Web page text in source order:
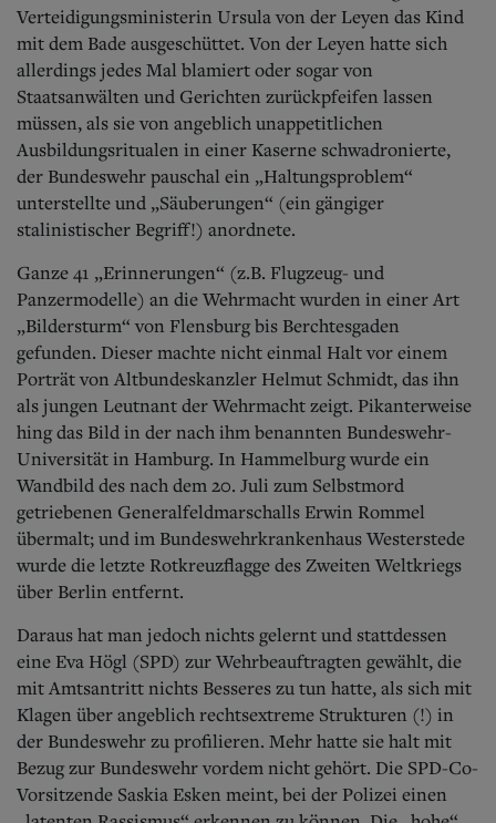
Verteidigungsministerin Ursula von der Leyen das Kind
mit dem Bade ausgeschüttet. Von der Leyen hatte sich
allerdings jedes Mal blamiert oder sogar von
Staatsanwälten und Gerichten zurückpfeifen lassen
müssen, als sie von angeblich unappetitlichen
Ausbildungsritualen in einer Kaserne schwadronierte,
der Bundeswehr pauschal ein „Haltungsproblem“
unterstellte und „Säuberungen“ (ein gängiger
stalinistischer Begriff!) anordnete.
Ganze 41 „Erinnerungen“ (z.B. Flugzeug- und
Panzermodelle) an die Wehrmacht wurden in einer Art
„Bildersturm“ von Flensburg bis Berchtesgaden
gefunden. Dieser machte nicht einmal Halt vor einem
Porträt von Altbundeskanzler Helmut Schmidt, das ihn
als jungen Leutnant der Wehrmacht zeigt. Pikanterweise
hing das Bild in der nach ihm benannten Bundeswehr-
Universität in Hamburg. In Hammelburg wurde ein
Wandbild des nach dem 20. Juli zum Selbstmord
getriebenen Generalfeldmarschalls Erwin Rommel
übermalt; und im Bundeswehrkrankenhaus Westerstede
wurde die letzte Rotkreuzflagge des Zweiten Weltkriegs
über Berlin entfernt.
Daraus hat man jedoch nichts gelernt und stattdessen
eine Eva Högl (SPD) zur Wehrbeauftragten gewählt, die
mit Amtsantritt nichts Besseres zu tun hatte, als sich mit
Klagen über angeblich rechtsextreme Strukturen (!) in
der Bundeswehr zu profilieren. Mehr hatte sie halt mit
Bezug zur Bundeswehr vordem nicht gehört. Die SPD-Co-
Vorsitzende Saskia Esken meint, bei der Polizei einen